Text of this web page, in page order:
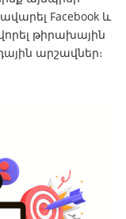
Facebook և
թիրախային
արշավներ։